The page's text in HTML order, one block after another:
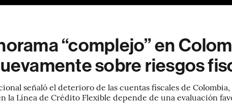
“complejo” en
sobre riesgos
señaló el deterioro de las cuentas fiscales de
la Línea de Crédito Flexible depende de una evaluación